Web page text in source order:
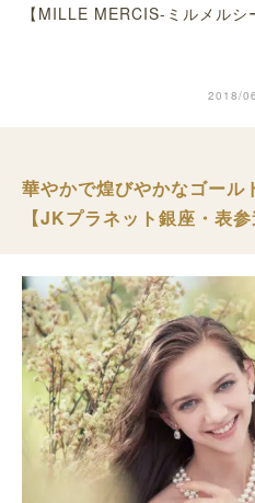
【MILLE MERCIS-ミルメル
2018/
華やかで煌びやかなゴール
【JKプラネット銀座・表参